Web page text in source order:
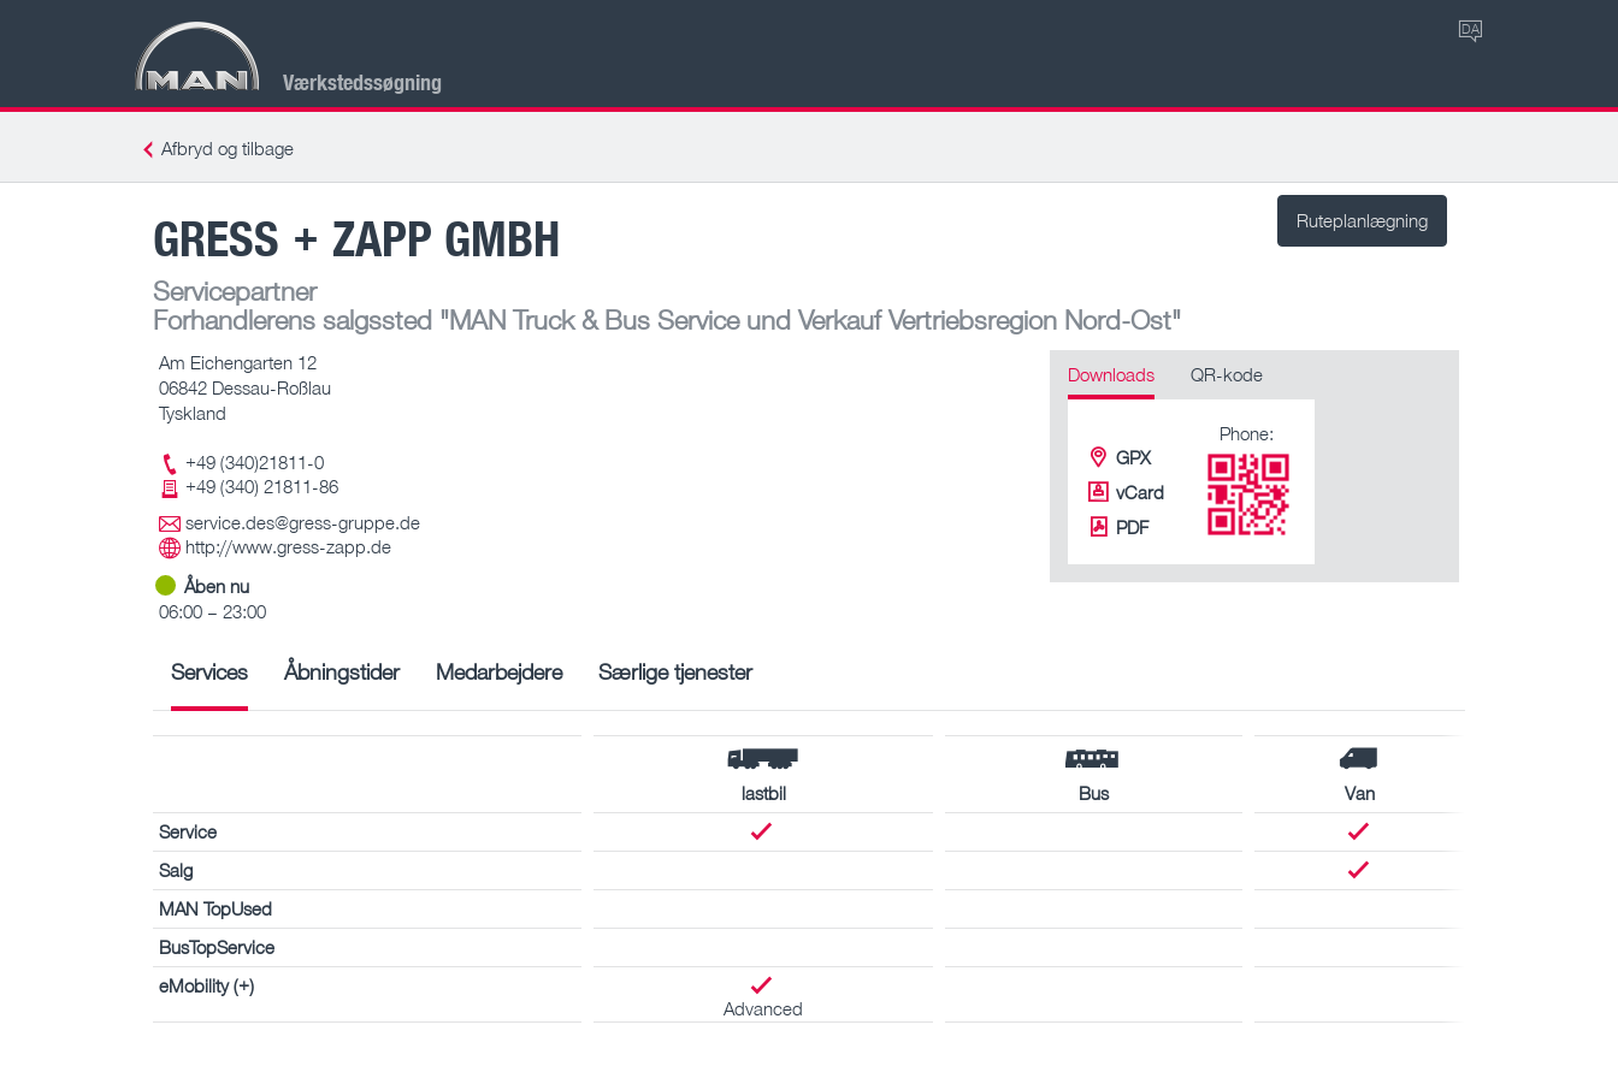
Værkstedssøgning
DA
Afbryd og tilbage
Ruteplanlægning
GRESS + ZAPP GMBH
Servicepartner
Forhandlerens salgssted "MAN Truck & Bus Service und Verkauf Vertriebsregion Nord-Ost"
Am Eichengarten 12
06842 Dessau-Roßlau
Tyskland
+49 (340)21811-0
+49 (340) 21811-86
service.des@gress-gruppe.de
http://www.gress-zapp.de
Åben nu
06:00 – 23:00
Downloads QR-kode
GPX
vCard
PDF
Phone:
Services Åbningstider Medarbejdere Særlige tjenester
lastbil Bus
Van
Service
Salg
MAN TopUsed
BusTopService
eMobility (+)
Advanced